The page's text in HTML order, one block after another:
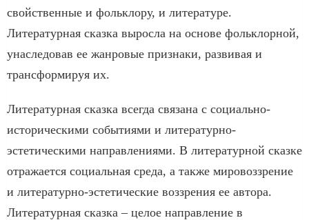
свойственные и фольклору, и литературе.
Литературная сказка выросла на основе фольклорной,
унаследовав ее жанровые признаки, развивая и
трансформируя их.
Литературная сказка всегда связана с социально-
историческими событиями и литературно-
эстетическими направлениями. В литературной сказке
отражается социальная среда, а также мировоззрение
и литературно-эстетические воззрения ее автора.
Литературная сказка – целое направление в